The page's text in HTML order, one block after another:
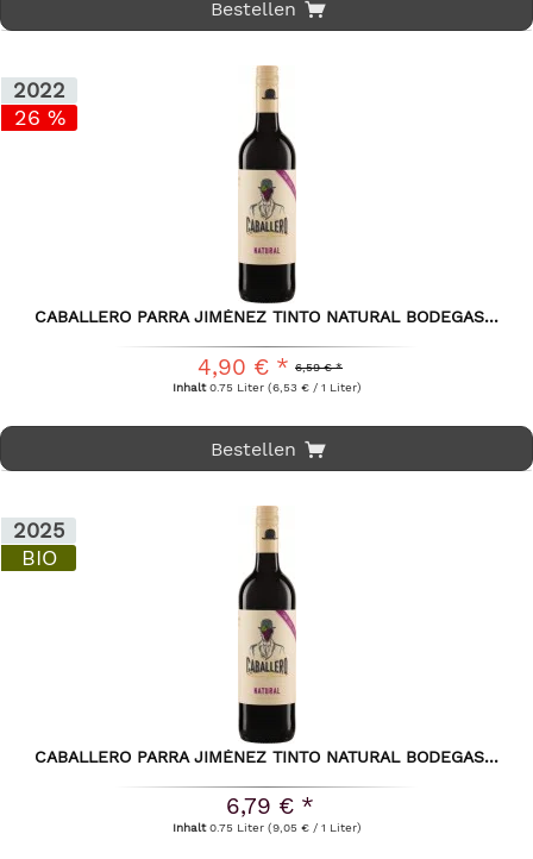
Bestellen
2022
26 %
CABALLERO PARRA JIMÉNEZ TINTO NATURAL BODEGAS...
6,59 € *
4,90 € *
Inhalt0.75 Liter (6,53 € / 1 Liter)
Bestellen
2025
BIO
CABALLERO PARRA JIMÉNEZ TINTO NATURAL BODEGAS...
6,79 € *
Inhalt0.75 Liter (9,05 € / 1 Liter)